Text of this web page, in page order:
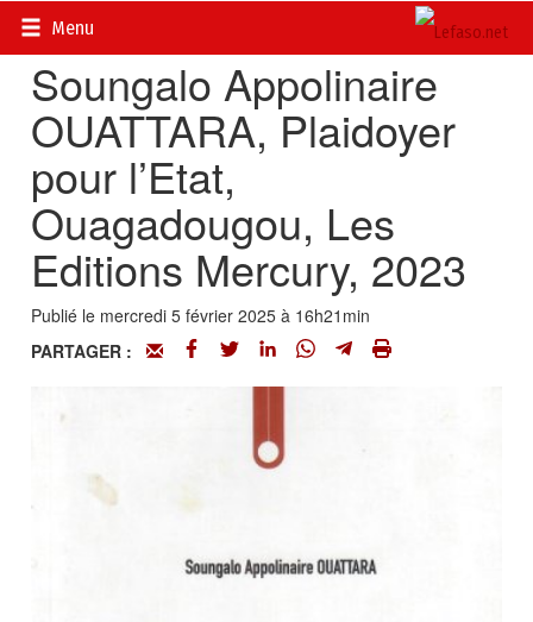
Menu
Accueil>
Soungalo Appolinaire
OUATTARA, Plaidoyer
pour l’Etat,
Ouagadougou, Les
Editions Mercury, 2023
Publié le mercredi 5 février 2025 à 16h21min
PARTAGER :